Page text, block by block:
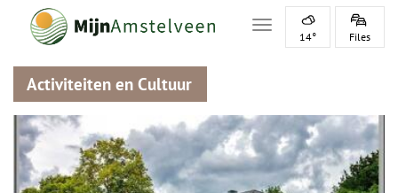
Toggle navigation
14° Files
Activiteiten en Cultuur